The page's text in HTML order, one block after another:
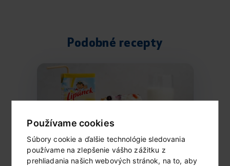
Používame cookies
Súbory cookie a ďalšie technológie sledovania
používame na zlepšenie vášho zážitku z
prehliadania našich webových stránok, na to, aby
Podobné recepty